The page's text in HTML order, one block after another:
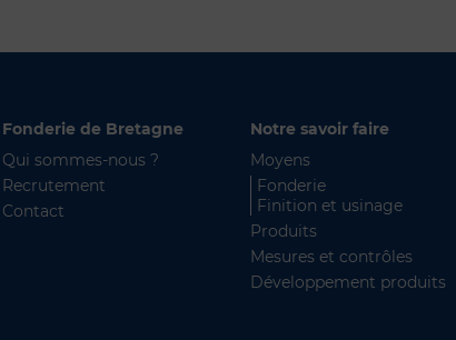
Fonderie de Bretagne
Qui sommes-nous ?
Recrutement
Contact
Notre savoir faire
Moyens
Fonderie
Finition et usinage
Produits
Mesures et contrôles
Développement produits